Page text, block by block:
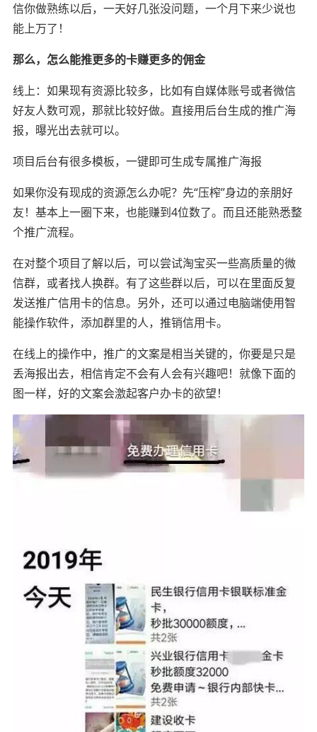
信你做熟练以后，一天好几张没问题，一个月下来少说也
能上万了！
那么，怎么能推更多的卡赚更多的佣金
线上：如果现有资源比较多，比如有自媒体账号或者微信
好友人数可观，那就比较好做。直接用后台生成的推广海
报，曝光出去就可以。
项目后台有很多模板，一键即可生成专属推广海报
如果你没有现成的资源怎么办呢？先“压榨”身边的亲朋好
友！基本上一圈下来，也能赚到4位数了。而且还能熟悉整
个推广流程。
在对整个项目了解以后，可以尝试淘宝买一些高质量的微
信群，或者找人换群。有了这些群以后，可以在里面反复
发送推广信用卡的信息。另外，还可以通过电脑端使用智
能操作软件，添加群里的人，推销信用卡。
在线上的操作中，推广的文案是相当关键的，你要是只是
丢海报出去，相信肯定不会有人会有兴趣吧！就像下面的
图一样，好的文案会激起客户办卡的欲望！